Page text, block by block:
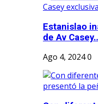
Estanislao
de Av
Ago 4, 20240